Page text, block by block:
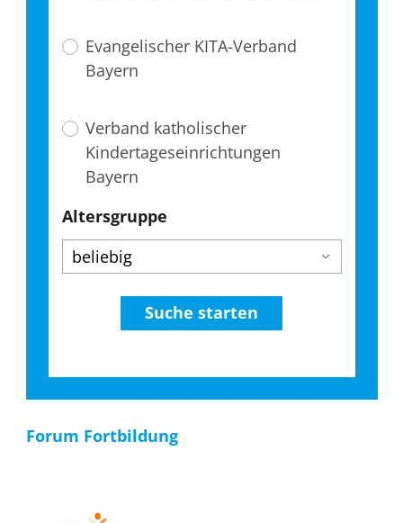
Evangelischer KITA-Verband
Bayern
Verband katholischer
Kindertageseinrichtungen
Bayern
Altersgruppe
Suche starten
Forum Fortbildung